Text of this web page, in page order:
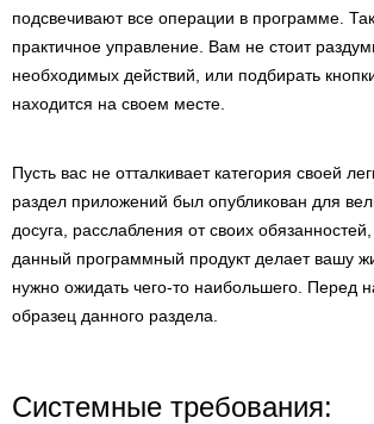
подсвечивают все операции в программе.
практичное управление. Вам не стоит
необходимых действий, или подбирать
находится на своем месте.
Пусть вас не отталкивает категория своей
раздел приложений был опубликован для
досуга, расслабления от своих
данный программный продукт делает вашу
нужно ожидать чего-то наибольшего. Перед
образец данного раздела.
Системные требования: